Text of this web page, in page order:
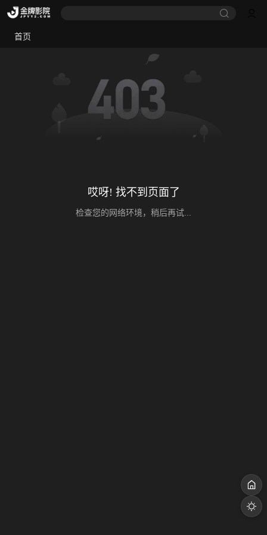
首页
哎呀! 找不到页面了
检查您的网络环境，稍后再试...